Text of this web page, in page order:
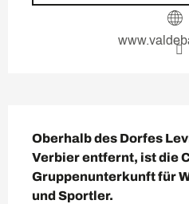
Oberhalb des Dorfes
Verbier entfernt, ist die
Gruppenunterkunft für
und Sportler.